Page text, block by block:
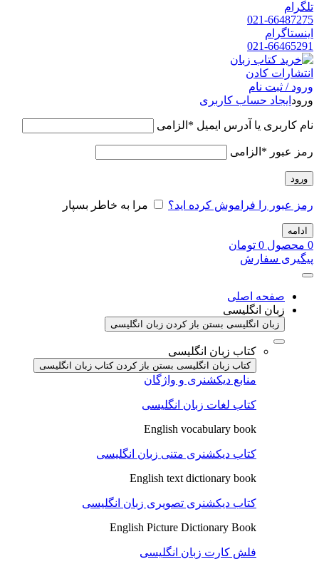
تلگرام
021-66487275
اینستاگرام
021-66465291
ورود / ثبت نام
ورود ایجاد حساب کاربری
نام کاربری یا آدرس ایمیل * الزامی
رمز عبور * الزامی
ورود
رمز عبور را فراموش کرده اید؟ مرا به خاطر بسپار
ادامه
0 محصول 0 تومان
پیگیری سفارش
صفحه اصلی
زبان انگلیسی
زبان انگلیسی بستن باز کردن زبان انگلیسی
کتاب زبان انگلیسی
کتاب زبان انگلیسی بستن باز کردن کتاب زبان انگلیسی
منابع دیکشنری و واژگان
کتاب لغات زبان انگلیسی
English vocabulary book
کتاب دیکشنری متنی زبان انگلیسی
English text dictionary book
کتاب دیکشنری تصویری زبان انگلیسی
English Picture Dictionary Book
فلش کارت زبان انگلیسی